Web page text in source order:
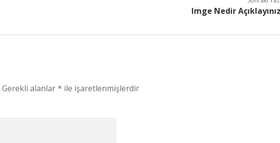
Imge Nedir
Gerekli alanlar* ile işaretlenmişlerdir